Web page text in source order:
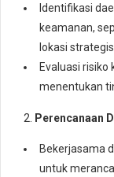
Identifikasi
keamanan,
lokasi
Evaluasi
menentukan
2. Perencanaan
Bekerjasama
untuk